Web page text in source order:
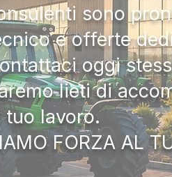
sono
e offerte
oggi
lieti di
tuo lavoro.
FORZA AL